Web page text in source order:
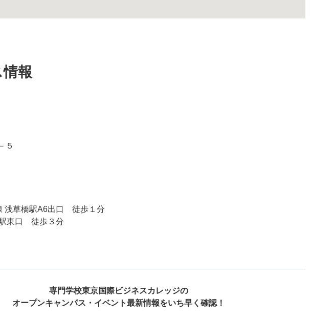
報
５
浅草橋駅A6出口 徒歩１分
東口 徒歩３分
専門学校東京国際ビジネスカレッジの
オープンキャンパス・ イベント最新情報をいち早く確認！